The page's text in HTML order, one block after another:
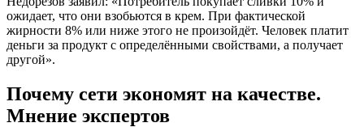
ожидает, что они взобьются в крем. При фактической
жирности 8% или ниже этого не произойдёт. Человек платит
деньги за продукт с определёнными свойствами, а получает
другой».
Почему сети экономят на качестве.
Мнение экспертов